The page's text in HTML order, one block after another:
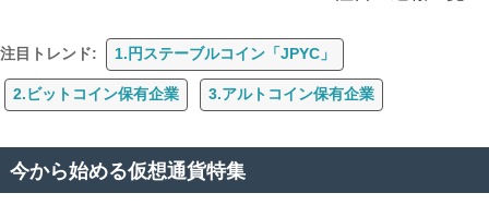
注目トレンド: 1.円ステーブルコイン「JPYC」
2.ビットコイン保有企業 3.アルトコイン保有企業
今から始める仮想通貨特集